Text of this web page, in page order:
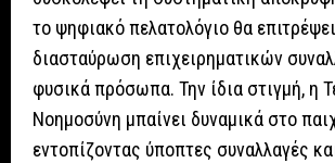
το ψηφιακό πελατολόγιο θα
διασταύρωση επιχειρηματικών
φυσικά πρόσωπα. Την ίδια στιγμή, η
Νοημοσύνη μπαίνει δυναμικά στο
εντοπίζοντας ύποπτες συναλλαγές